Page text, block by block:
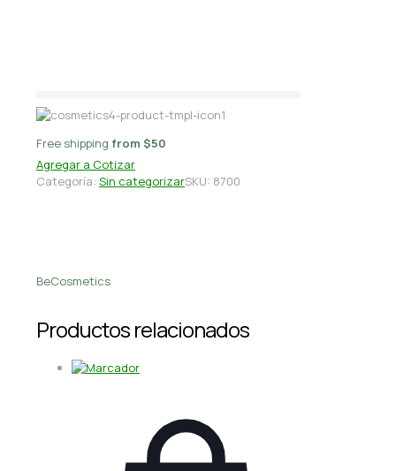
Free shipping from $50
Agregar a Cotizar
Categoría: Sin categorizarSKU: 8700
BeCosmetics
Productos relacionados